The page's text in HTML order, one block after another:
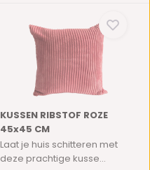
KUSSEN RIBSTOF ROZE
45x45 CM
Laat je huis schitteren met
deze prachtige kusse...